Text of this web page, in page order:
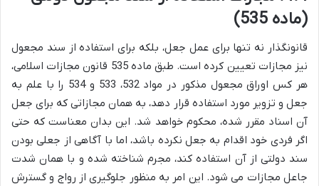
(ماده 535)
قانونگذار نه تنها برای عمل جعل، بلکه برای استفاده از سند مجعول
نیز مجازات تعیین کرده است. طبق ماده 535 قانون مجازات اسلامی،
هر کس اوراق مجعول مذکور در مواد 532، 533 و 534 را با علم به
جعل و تزویر مورد استفاده قرار دهد، به همان مجازاتی که برای جعل
آن اسناد مقرر شده، محکوم خواهد شد. این بدان معناست که حتی
اگر فردی خود اقدام به جعل نکرده باشد، اما با آگاهی از جعلی بودن
سند دولتی از آن استفاده کند، مجرم شناخته شده و با همان شدت
جاعل مجازات می شود. این امر به منظور جلوگیری از رواج و گسترش